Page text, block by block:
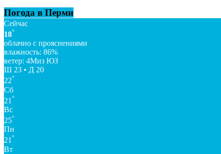
Погода в Перми
Сейчас
18°
облачно с прояснениями
влажность: 86%
ветер: 4Миз ЮЗ
Ш 23 • Д 20
22°
Сб
21 °
Вс
25°
Пн
21°
Вт